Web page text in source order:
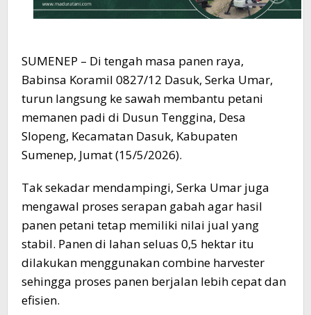
SUMENEP – Di tengah masa panen raya,
Babinsa Koramil 0827/12 Dasuk, Serka Umar,
turun langsung ke sawah membantu petani
memanen padi di Dusun Tenggina, Desa
Slopeng, Kecamatan Dasuk, Kabupaten
Sumenep, Jumat (15/5/2026).
Tak sekadar mendampingi, Serka Umar juga
mengawal proses serapan gabah agar hasil
panen petani tetap memiliki nilai jual yang
stabil. Panen di lahan seluas 0,5 hektar itu
dilakukan menggunakan combine harvester
sehingga proses panen berjalan lebih cepat dan
efisien.